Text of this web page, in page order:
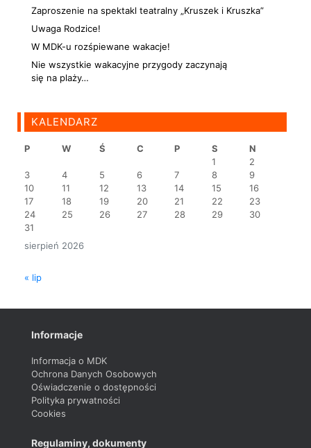
Zaproszenie na spektakl teatralny „Kruszek i Kruszka”
Uwaga Rodzice!
W MDK-u rozśpiewane wakacje!
Nie wszystkie wakacyjne przygody zaczynają
się na plaży…
KALENDARZ
sierpień 2026
P W Ś C P S
N
1
2
3
4 5 6 7 8
9
10
11 12 13 14 15
16
17
18 19 20 21 22
23
24
25 26 27 28 29
30
31
« lip
Informacje
Informacja o MDK
Ochrona Danych Osobowych
Oświadczenie o dostępności
Polityka prywatności
Cookies
Regulaminy, dokumenty